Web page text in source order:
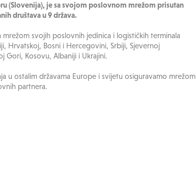
(Slovenija), je sa svojom poslovnom mrežom prisutan
društava u 9 država.
mrežom svojih poslovnih jedinica i logističkih terminala
Hrvatskoj, Bosni i Hercegovini, Srbiji, Sjevernoj
Gori, Kosovu, Albaniji i Ukrajini.
u ostalim državama Europe i svijetu osiguravamo mrežom
partnera.